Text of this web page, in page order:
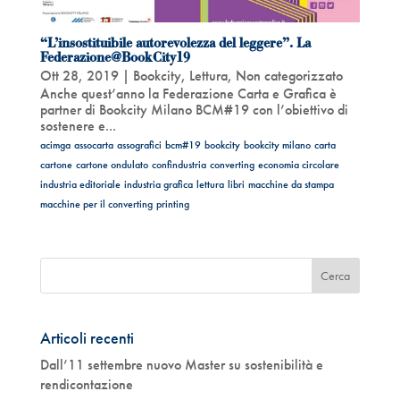
“L’insostituibile autorevolezza del leggere”. La
Federazione@BookCity19
Ott 28, 2019| Bookcity, Lettura, Non categorizzato
Anche quest’anno la Federazione Carta e Grafica è
partner di Bookcity Milano BCM#19 con l’obiettivo di
sostenere e...
acimga assocarta assografici bcm#19 bookcity bookcity milano carta
cartone cartone ondulato confindustria converting economia circolare
industria editoriale industria grafica lettura libri macchine da stampa
macchine per il converting printing
Articoli recenti
Dall’11 settembre nuovo Master su sostenibilità e
rendicontazione